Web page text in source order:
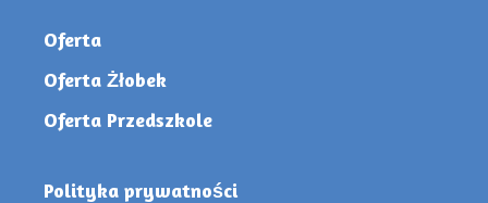
Oferta
Oferta Żłobek
Oferta Przedszkole
Polityka prywatności